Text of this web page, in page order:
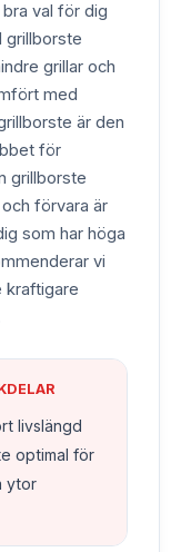
val för dig
grillborste
grillar och
med
är den
för
grillborste
förvara är
som har höga
vi
kraftigare
livslängd
optimal för
ytor